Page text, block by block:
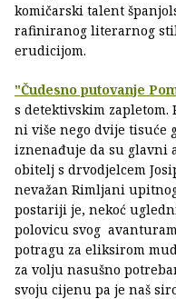
komičarski talent
rafiniranog literarnog
erudicijom.
"Čudesno putovanje
s detektivskim zapletom.
ni više nego dvije tisuće
iznenađuje da su glavni
obitelj s drvodjelcem
nevažan Rimljani
postariji je, nekoć
polovicu svog
potragu za eliksirom
za volju nasušno
svoju cijenu pa je naš